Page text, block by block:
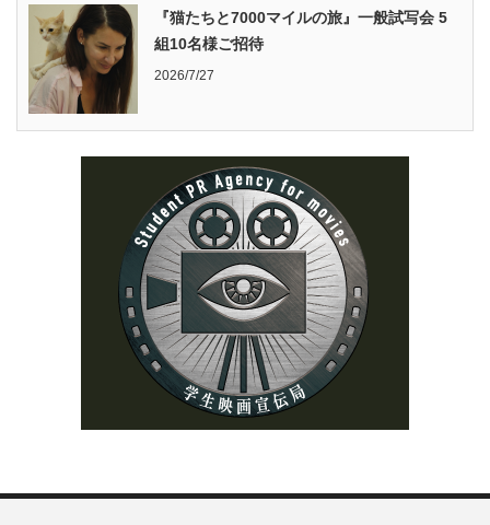
『猫たちと7000マイルの旅』一般試写会 5
組10名様ご招待
2026/7/27